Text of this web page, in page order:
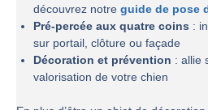
découvrez notre guide de pose
Pré-percée aux quatre coins :
sur portail, clôture ou façade
Décoration et prévention : allie
valorisation de votre chien